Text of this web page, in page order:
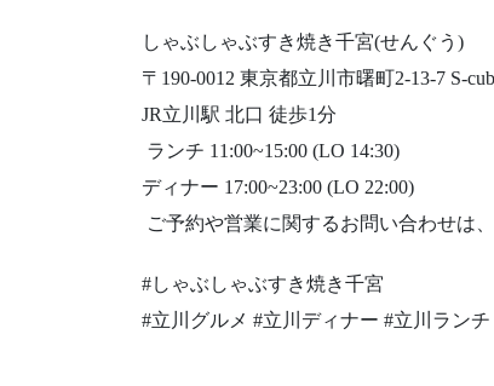
しゃぶしゃぶすき焼き千宮(せんぐう)
〒190-0012 東京都立川市曙町2-13-7 S-
JR立川駅 北口 徒歩1分
️ ランチ 11:00~15:00 (LO 14:30)
ディナー 17:00~23:00 (LO 22:00)
ご予約や営業に関するお問い合わせは
#しゃぶしゃぶすき焼き千宮
#立川グルメ #立川ディナー #立川ラン